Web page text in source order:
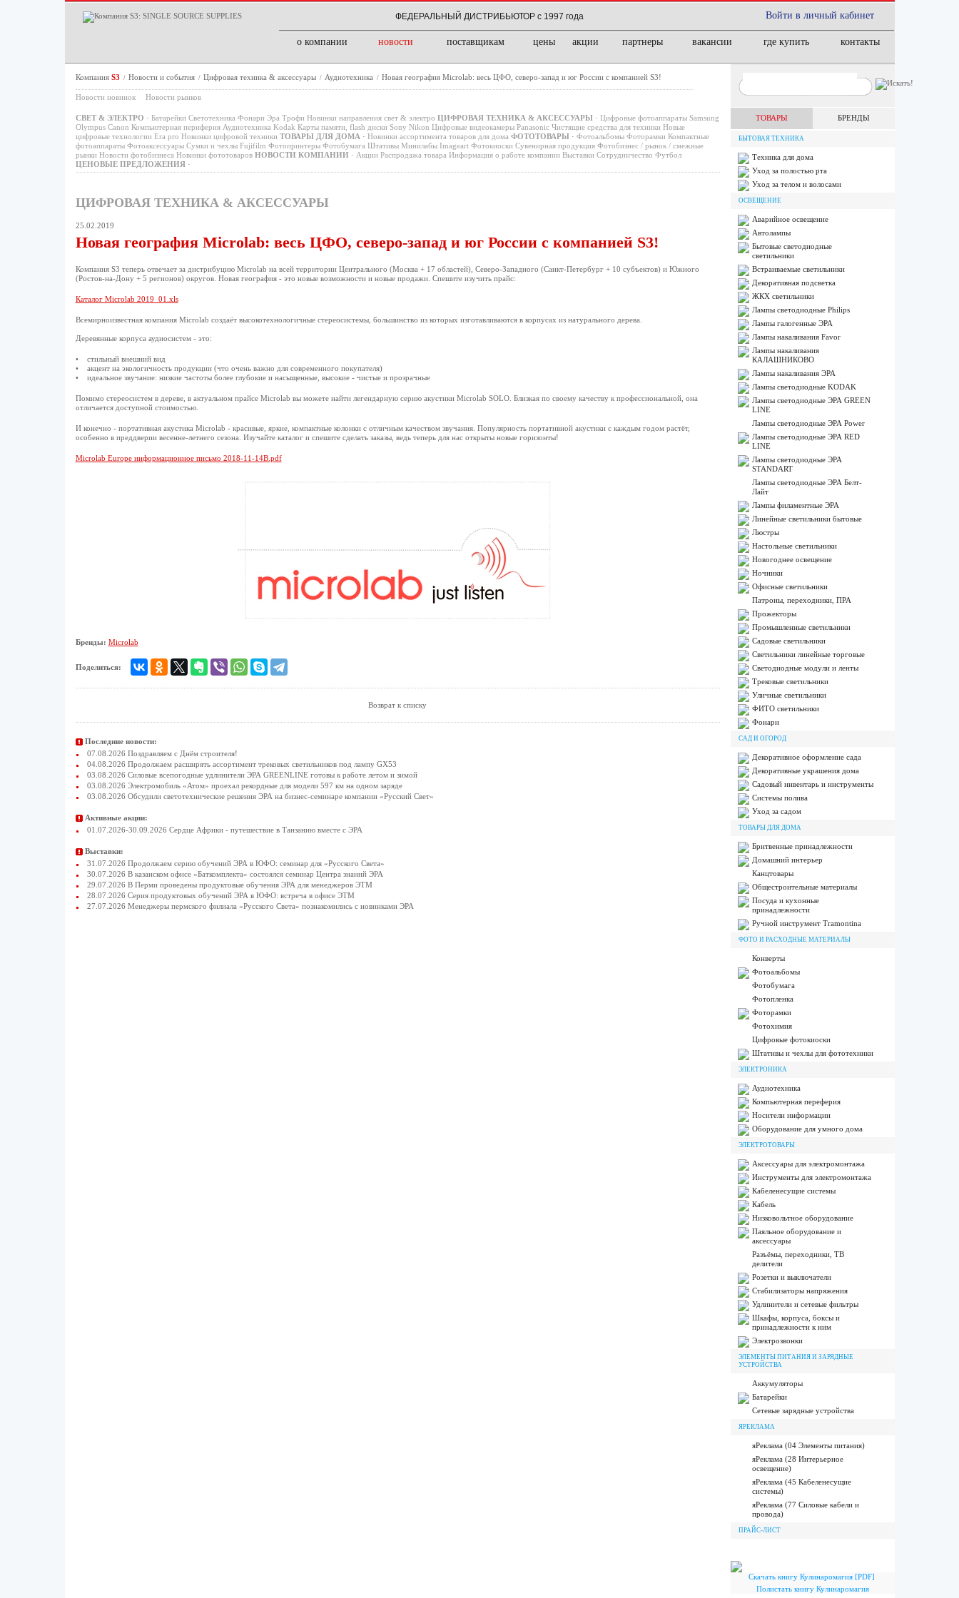
Войти в личный кабинет
ФЕДЕРАЛЬНЫЙ ДИСТРИБЬЮТОР с 1997 года
о компании новости поставщикам цены акции партнеры вакансии где купить контакты
Компания S3 / Новости и события / Цифровая техника & аксессуары / Аудиотехника / Новая география Microlab: весь ЦФО, северо-запад и юг России с компанией S3!
Новости новинок Новости рынков
СВЕТ & ЭЛЕКТРО · Батарейки Светотехника Фонари Эра Трофи Новинки направления свет & электро ЦИФРОВАЯ ТЕХНИКА & АКСЕССУАРЫ · Цифровые фотоаппараты Samsung
Olympus Canon Компьютерная периферия Аудиотехника Kodak Карты памяти, flash диски Sony Nikon Цифровые видеокамеры Panasonic Чистящие средства для техники Новые
цифровые технологии Era pro Новинки цифровой техники ТОВАРЫ ДЛЯ ДОМА · Новинки ассортимента товаров для дома ФОТОТОВАРЫ · Фотоальбомы Фоторамки Компактные
фотоаппараты Фотоаксессуары Сумки и чехлы Fujifilm Фотопринтеры Фотобумага Штативы Минилабы Imageart Фотокиоски Сувенирная продукция Фотобизнес / рынок / смежные
рынки Новости фотобизнеса Новинки фототоваров НОВОСТИ КОМПАНИИ · Акции Распродажа товара Информация о работе компании Выставки Сотрудничество Футбол
ЦЕНОВЫЕ ПРЕДЛОЖЕНИЯ ·
ЦИФРОВАЯ ТЕХНИКА & АКСЕССУАРЫ
25.02.2019
Новая география Microlab: весь ЦФО, северо-запад и юг России с компанией S3!
Компания S3 теперь отвечает за дистрибуцию Microlab на всей территории Центрального (Москва + 17 областей), Северо-Западного (Санкт-Петербург + 10 субъектов) и Южного
(Ростов-на-Дону + 5 регионов) округов. Новая география - это новые возможности и новые продажи. Спешите изучить прайс:
Каталог Microlab 2019_01.xls
Всемирноизвестная компания Microlab создаёт высокотехнологичные стереосистемы, большинство из которых изготавливаются в корпусах из натурального дерева.
Деревянные корпуса аудиосистем - это:
• стильный внешний вид
• акцент на экологичность продукции (что очень важно для современного покупателя)
• идеальное звучание: низкие частоты более глубокие и насыщенные, высокие - чистые и прозрачные
Помимо стереосистем в дереве, в актуальном прайсе Microlab вы можете найти легендарную серию акустики Microlab SOLO. Близкая по своему качеству к профессиональной, она
отличается доступной стоимостью.
И конечно - портативная акустика Microlab - красивые, яркие, компактные колонки с отличным качеством звучания. Популярность портативной акустики с каждым годом растёт,
особенно в преддверии весенне-летнего сезона. Изучайте каталог и спешите сделать заказы, ведь теперь для нас открыты новые горизонты!
Microlab Europe информационное письмо 2018-11-14В.pdf
Бренды: Microlab
Поделиться:
Возврат к списку
Последние новости:
07.08.2026 Поздравляем с Днём строителя!
04.08.2026 Продолжаем расширять ассортимент трековых светильников под лампу GX53
03.08.2026 Силовые всепогодные удлинители ЭРА GREENLINE готовы к работе летом и зимой
03.08.2026 Электромобиль «Атом» проехал рекордные для модели 597 км на одном заряде
03.08.2026 Обсудили светотехнические решения ЭРА на бизнес-семинаре компании «Русский Свет»
Активные акции:
01.07.2026-30.09.2026 Сердце Африки - путешествие в Танзанию вместе с ЭРА
Выставки:
31.07.2026 Продолжаем серию обучений ЭРА в ЮФО: семинар для «Русского Света»
30.07.2026 В казанском офисе «Баткомплекта» состоялся семинар Центра знаний ЭРА
29.07.2026 В Перми проведены продуктовые обучения ЭРА для менеджеров ЭТМ
28.07.2026 Серия продуктовых обучений ЭРА в ЮФО: встреча в офисе ЭТМ
27.07.2026 Менеджеры пермского филиала «Русского Света» познакомились с новинками ЭРА
ТОВАРЫ БРЕНДЫ
БЫТОВАЯ ТЕХНИКА
Техника для дома
Уход за полостью рта
Уход за телом и волосами
ОСВЕЩЕНИЕ
Аварийное освещение
Автолампы
Бытовые светодиодные
светильники
Встраиваемые светильники
Декоративная подсветка
ЖКХ светильники
Лампы cветодиодные Philips
Лампы галогенные ЭРА
Лампы накаливания Favor
Лампы накаливания
КАЛАШНИКОВО
Лампы накаливания ЭРА
Лампы светодиодные KODAK
Лампы светодиодные ЭРА GREEN
LINE
Лампы светодиодные ЭРА Power
Лампы светодиодные ЭРА RED
LINE
Лампы светодиодные ЭРА
STANDART
Лампы светодиодные ЭРА Белт-
Лайт
Лампы филаментные ЭРА
Линейные светильники бытовые
Люстры
Настольные светильники
Новогоднее освещение
Ночники
Офисные светильники
Патроны, переходники, ПРА
Прожекторы
Промышленные светильники
Садовые светильники
Светильники линейные торговые
Светодиодные модули и ленты
Трековые светильники
Уличные светильники
ФИТО светильники
Фонари
САД И ОГОРОД
Декоративное оформление сада
Декоративные украшения дома
Садовый инвентарь и инструменты
Системы полива
Уход за садом
ТОВАРЫ ДЛЯ ДОМА
Бритвенные принадлежности
Домашний интерьер
Канцтовары
Общестроительные материалы
Посуда и кухонные
принадлежности
Ручной инструмент Tramontina
ФОТО И РАСХОДНЫЕ МАТЕРИАЛЫ
Конверты
Фотоальбомы
Фотобумага
Фотопленка
Фоторамки
Фотохимия
Цифровые фотокиоски
Штативы и чехлы для фототехники
ЭЛЕКТРОНИКА
Аудиотехника
Компьютерная переферия
Носители информации
Оборудование для умного дома
ЭЛЕКТРОТОВАРЫ
Аксессуары для электромонтажа
Инструменты для электромонтажа
Кабеленесущие системы
Кабель
Низковольтное оборудование
Паяльное оборудование и
аксессуары
Разъёмы, переходники, ТВ
делители
Розетки и выключатели
Стабилизаторы напряжения
Удлинители и сетевые фильтры
Шкафы, корпуса, боксы и
принадлежности к ним
Электрозвонки
ЭЛЕМЕНТЫ ПИТАНИЯ И ЗАРЯДНЫЕ
УСТРОЙСТВА
Аккумуляторы
Батарейки
Сетевые зарядные устройства
ЯРЕКЛАМА
яРеклама (04 Элементы питания)
яРеклама (28 Интерьерное
освещение)
яРеклама (45 Кабеленесущие
системы)
яРеклама (77 Силовые кабели и
провода)
ПРАЙС-ЛИСТ
Скачать книгу Кулинаромагия [PDF]
Полистать книгу Кулинаромагия